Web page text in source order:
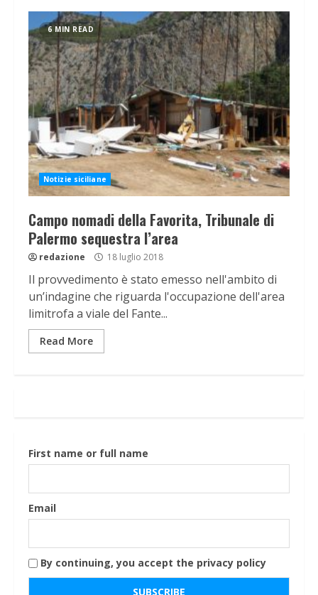
6 MIN READ
Notizie siciliane
Campo nomadi della Favorita, Tribunale di
Palermo sequestra l’area
redazione 18 luglio 2018
Il provvedimento è stato emesso nell'ambito di
un’indagine che riguarda l'occupazione dell'area
limitrofa a viale del Fante...
Read More
First name or full name
Email
By continuing, you accept the privacy policy